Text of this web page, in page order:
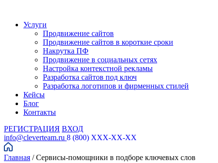
Услуги
Продвижение сайтов
Продвижение сайтов в короткие сроки
Накрутка ПФ
Продвижение в социальных сетях
Настройка контекстной рекламы
Разработка сайтов под ключ
Разработка логотипов и фирменных стилей
Кейсы
Блог
Контакты
РЕГИСТРАЦИЯ ВХОД
info@cleverteam.ru 8 (800) XXX-XX-XX
Главная / Сервисы-помощники в подборе ключевых слов